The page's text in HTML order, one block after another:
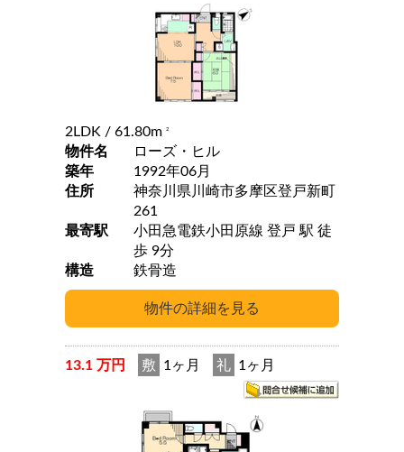
2LDK / 61.80m 2
物件名
ローズ・ヒル
築年
1992年06月
住所
神奈川県川崎市多摩区登戸新町
261
最寄駅
小田急電鉄小田原線 登戸 駅 徒
歩 9分
構造
鉄骨造
13.1 万円 敷 1ヶ月 礼 1ヶ月